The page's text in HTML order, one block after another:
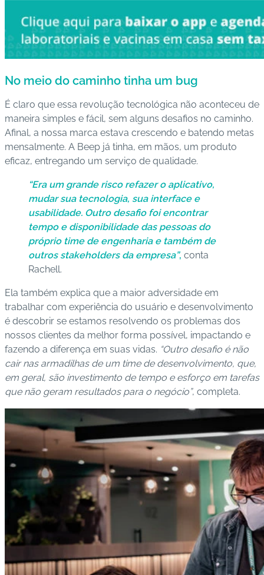
No meio do caminho tinha um bug
É claro que essa revolução tecnológica não aconteceu de
maneira simples e fácil, sem alguns desafios no caminho.
Afinal, a nossa marca estava crescendo e batendo metas
mensalmente. A Beep já tinha, em mãos, um produto
eficaz, entregando um serviço de qualidade.
“Era um grande risco refazer o aplicativo,
mudar sua tecnologia, sua interface e
usabilidade. Outro desafio foi encontrar
tempo e disponibilidade das pessoas do
próprio time de engenharia e também de
outros stakeholders da empresa”, conta
Rachell.
Ela também explica que a maior adversidade em
trabalhar com experiência do usuário e desenvolvimento
é descobrir se estamos resolvendo os problemas dos
nossos clientes da melhor forma possível, impactando e
fazendo a diferença em suas vidas. “Outro desafio é não
cair nas armadilhas de um time de desenvolvimento, que,
em geral, são investimento de tempo e esforço em tarefas
que não geram resultados para o negócio”, completa.